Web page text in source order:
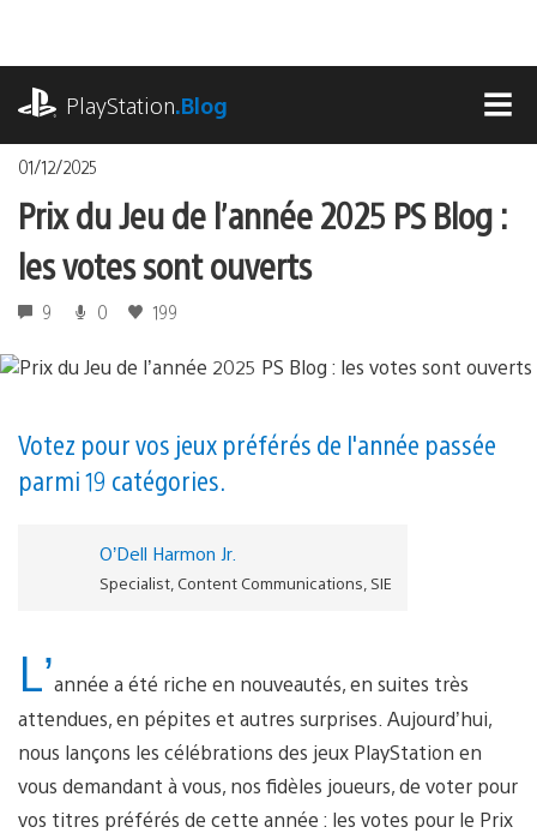
contenu
PlayStation.Blog
01/12/2025
Prix du Jeu de l’année 2025 PS Blog :
les votes sont ouverts
9 0 199
Votez pour vos jeux préférés de l'année passée
parmi 19 catégories.
O’Dell Harmon Jr.
Specialist, Content Communications, SIE
L’année a été riche en nouveautés, en suites très
attendues, en pépites et autres surprises. Aujourd’hui,
nous lançons les célébrations des jeux PlayStation en
vous demandant à vous, nos fidèles joueurs, de voter pour
vos titres préférés de cette année : les votes pour le Prix